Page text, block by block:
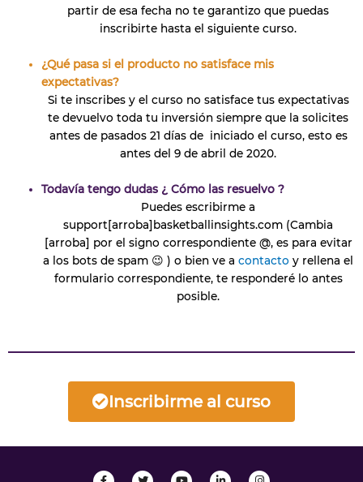
partir de esa fecha no te garantizo que puedas
inscribirte hasta el siguiente curso.
¿Qué pasa si el producto no satisface mis
expectativas?
Si te inscribes y el curso no satisface tus expectativas
te devuelvo toda tu inversión siempre que la solicites
antes de pasados 21 días de iniciado el curso, esto es
antes del 9 de abril de 2020.
Todavía tengo dudas ¿ Cómo las resuelvo ?
Puedes escribirme a
support[arroba]basketballinsights.com (Cambia
[arroba] por el signo correspondiente @, es para evitar
a los bots de spam 😉 ) o bien ve acontacto y rellena el
formulario correspondiente, te responderé lo antes
posible.
Inscribirme al curso
F
T
Y
L
I